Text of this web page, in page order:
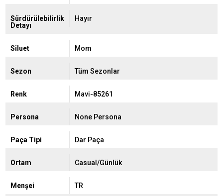
Sürdürülebilirlik
Detayı
Hayır
Siluet Mom
Sezon Tüm Sezonlar
Renk Mavi-85261
Persona None Persona
Paça Tipi Dar Paça
Ortam Casual/Günlük
Menşei TR